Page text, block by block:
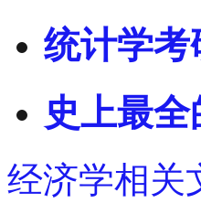
统计学考
史上最
经济学相关